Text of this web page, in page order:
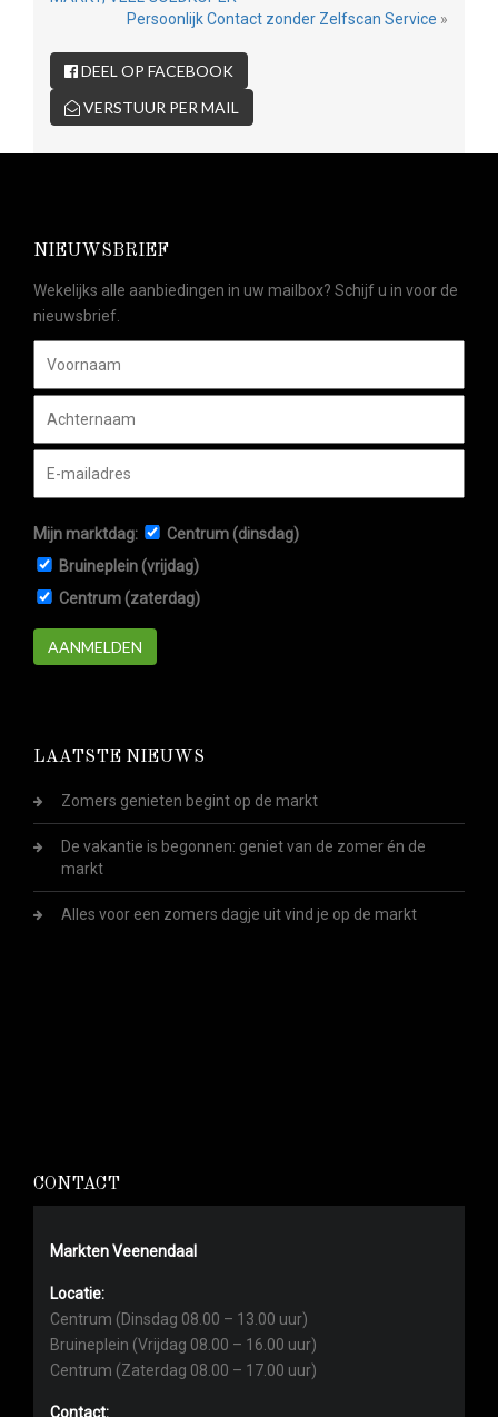
Persoonlijk Contact zonder Zelfscan Service »
DEEL OP FACEBOOK
VERSTUUR PER MAIL
NIEUWSBRIEF
Wekelijks alle aanbiedingen in uw mailbox? Schijf u in voor de
nieuwsbrief.
Mijn marktdag:
Centrum (dinsdag)
Bruineplein (vrijdag)
Centrum (zaterdag)
AANMELDEN
LAATSTE NIEUWS
Zomers genieten begint op de markt
De vakantie is begonnen: geniet van de zomer én de
markt
Alles voor een zomers dagje uit vind je op de markt
CONTACT
Markten Veenendaal
Locatie:
Centrum (Dinsdag 08.00 – 13.00 uur)
Bruineplein (Vrijdag 08.00 – 16.00 uur)
Centrum (Zaterdag 08.00 – 17.00 uur)
Contact: